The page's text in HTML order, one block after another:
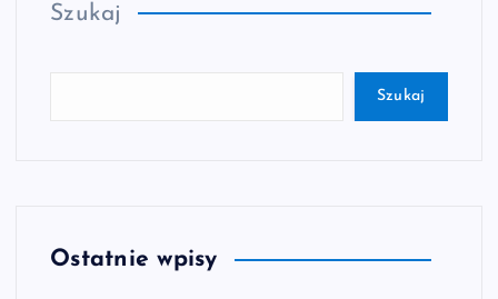
Szukaj
Szukaj
Ostatnie wpisy